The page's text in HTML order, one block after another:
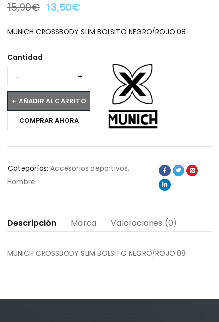
LA OFERTA TERMINA EN:
15,90€ 13,50€
MUNICH CROSSBODY SLIM BOLSITO NEGRO/ROJO 08
Cantidad
AÑADIR AL CARRITO
COMPRAR AHORA
Categorías: Accesorios deportivos,
Hombre
Descripción Marca Valoraciones (0)
MUNICH CROSSBODY SLIM BOLSITO NEGRO/ROJO 08